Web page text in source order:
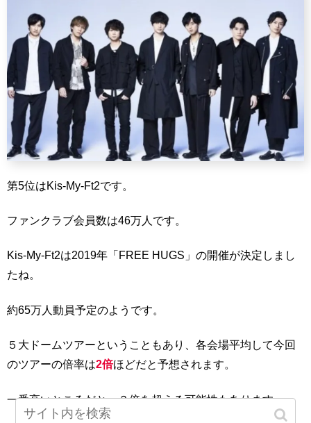
第5位はKis-My-Ft2です。
ファンクラブ会員数は46万人です。
Kis-My-Ft2は2019年「FREE HUGS」の開催が決定しまし
たね。
約65万人動員予定のようです。
５大ドームツアーということもあり、各会場平均して今回
のツアーの倍率は2倍ほどだと予想されます。
一番高いところだと、３倍を超える可能性もあります。